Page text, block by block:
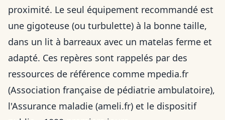
proximité. Le seul équipement recommandé est
une gigoteuse (ou turbulette) à la bonne taille,
dans un lit à barreaux avec un matelas ferme et
adapté. Ces repères sont rappelés par des
ressources de référence comme mpedia.fr
(Association française de pédiatrie ambulatoire),
l'Assurance maladie (ameli.fr) et le dispositif